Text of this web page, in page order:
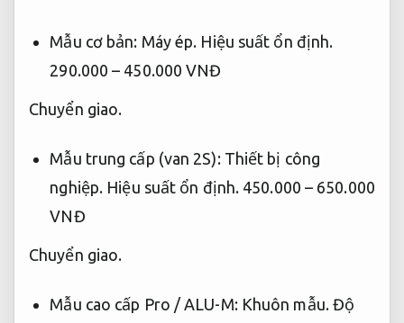
Mẫu cơ bản: Máy ép. Hiệu suất ổn định.
290.000 – 450.000 VNĐ
Chuyển giao.
Mẫu trung cấp (van 2S): Thiết bị công
nghiệp. Hiệu suất ổn định. 450.000 – 650.000
VNĐ
Chuyển giao.
Mẫu cao cấp Pro / ALU-M: Khuôn mẫu. Độ